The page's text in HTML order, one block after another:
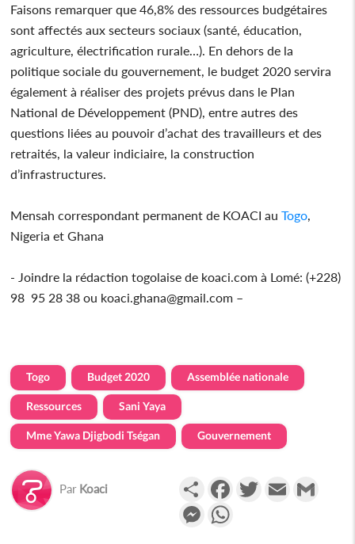
Faisons remarquer que 46,8% des ressources budgétaires
sont affectés aux secteurs sociaux (santé, éducation,
agriculture, électrification rurale…). En dehors de la
politique sociale du gouvernement, le budget 2020 servira
également à réaliser des projets prévus dans le Plan
National de Développement (PND), entre autres des
questions liées au pouvoir d’achat des travailleurs et des
retraités, la valeur indiciaire, la construction
d’infrastructures.
Mensah correspondant permanent de KOACI auTogo,
Nigeria et Ghana
- Joindre la rédaction togolaise de koaci.com à Lomé: (+228)
98 95 28 38 ou koaci.ghana@gmail.com –
Togo Budget 2020 Assemblée nationale
Ressources Sani Yaya
Mme Yawa Djigbodi Tségan Gouvernement
Par Koaci PartagerFacebookTwitterEmail
Messenger